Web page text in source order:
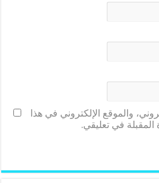
والموقع الإلكتروني في هذا
المقبلة في تعليقي.